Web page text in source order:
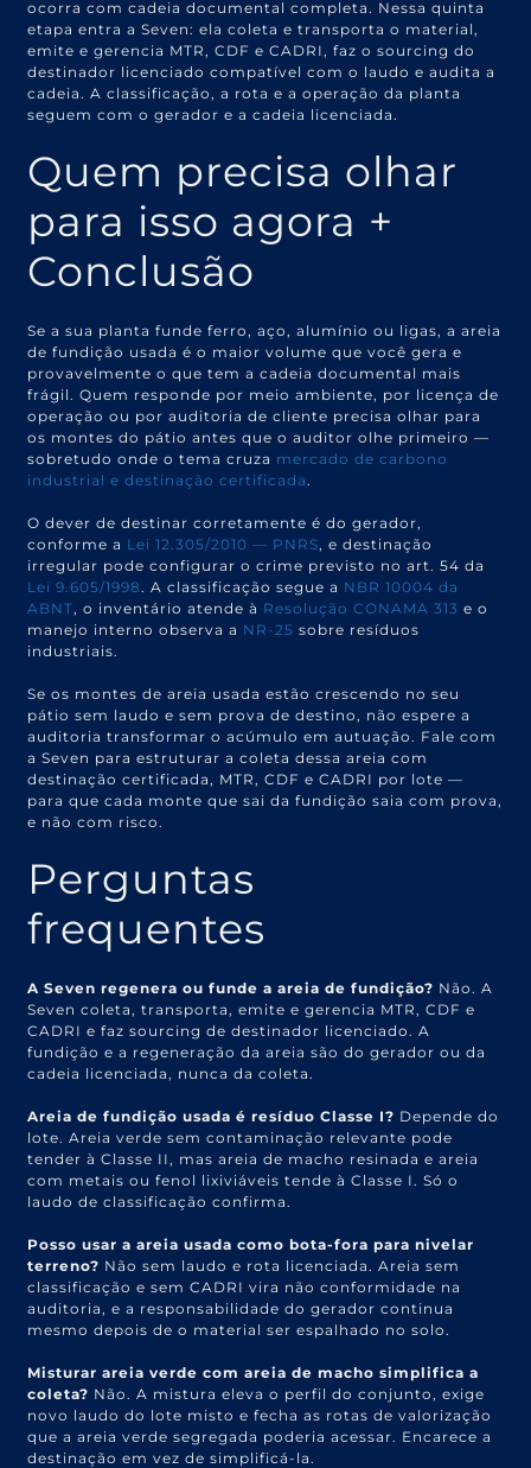
ocorra com cadeia documental completa. Nessa quinta
etapa entra a Seven: ela coleta e transporta o material,
emite e gerencia MTR, CDF e CADRI, faz o sourcing do
destinador licenciado compatível com o laudo e audita a
cadeia. A classificação, a rota e a operação da planta
seguem com o gerador e a cadeia licenciada.
Quem precisa olhar
para isso agora +
Conclusão
Se a sua planta funde ferro, aço, alumínio ou ligas, a areia
de fundição usada é o maior volume que você gera e
provavelmente o que tem a cadeia documental mais
frágil. Quem responde por meio ambiente, por licença de
operação ou por auditoria de cliente precisa olhar para
os montes do pátio antes que o auditor olhe primeiro —
sobretudo onde o tema cruza mercado de carbono
industrial e destinação certificada .
O dever de destinar corretamente é do gerador,
conforme a Lei 12.305/2010 — PNRS, e destinação
irregular pode configurar o crime previsto no art. 54 da
Lei 9.605/1998 . A classificação segue a NBR 10004 da
ABNT, o inventário atende à Resolução CONAMA 313 e o
manejo interno observa a NR-25 sobre resíduos
industriais.
Se os montes de areia usada estão crescendo no seu
pátio sem laudo e sem prova de destino, não espere a
auditoria transformar o acúmulo em autuação. Fale com
a Seven para estruturar a coleta dessa areia com
destinação certificada, MTR, CDF e CADRI por lote —
para que cada monte que sai da fundição saia com prova,
e não com risco.
Perguntas
frequentes
A Seven regenera ou funde a areia de fundição? Não. A
Seven coleta, transporta, emite e gerencia MTR, CDF e
CADRI e faz sourcing de destinador licenciado. A
fundição e a regeneração da areia são do gerador ou da
cadeia licenciada, nunca da coleta.
Areia de fundição usada é resíduo Classe I? Depende do
lote. Areia verde sem contaminação relevante pode
tender à Classe II, mas areia de macho resinada e areia
com metais ou fenol lixiviáveis tende à Classe I. Só o
laudo de classificação confirma.
Posso usar a areia usada como bota-fora para nivelar
terreno? Não sem laudo e rota licenciada. Areia sem
classificação e sem CADRI vira não conformidade na
auditoria, e a responsabilidade do gerador continua
mesmo depois de o material ser espalhado no solo.
Misturar areia verde com areia de macho simplifica a
coleta? Não. A mistura eleva o perfil do conjunto, exige
novo laudo do lote misto e fecha as rotas de valorização
que a areia verde segregada poderia acessar. Encarece a
destinação em vez de simplificá-la.